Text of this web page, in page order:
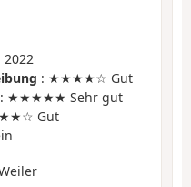
2022
: ★★★★☆ Gut
: ★★★★★ Sehr gut
Gut